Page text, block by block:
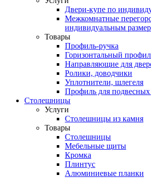
Двери-купе по
Межкомнатные
индивидуальным
Товары
Профиль-ручка
Горизонтальный
Направляющие для
Ролики, доводчики
Уплотнители, шлегеля
Профиль для подвесных
Столешницы
Услуги
Столешницы из камня
Товары
Столешницы
Мебельные щиты
Кромка
Плинтус
Алюминиевые планки